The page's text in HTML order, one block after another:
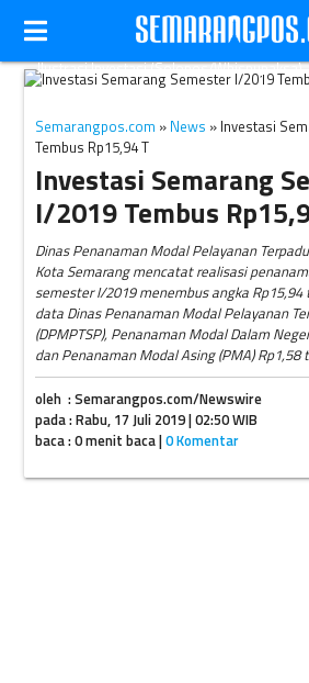
Ilustrasi Investasi (Solopos/Whisnupaksa)
Semarangpos.com » News » Investasi
Tembus Rp15,94 T
Investasi Semarang
I/2019 Tembus
Dinas Penanaman Modal Pelayanan
Kota Semarang mencatat realisasi
semester I/2019 menembus angka Rp15,94
data Dinas Penanaman Modal Pelayanan
(DPMPTSP), Penanaman Modal Dalam
dan Penanaman Modal Asing (PMA) Rp1,58
oleh : Semarangpos.com/Newswire
pada : Rabu, 17 Juli 2019 | 02:50 WIB
baca : 0 menit baca |0 Komentar